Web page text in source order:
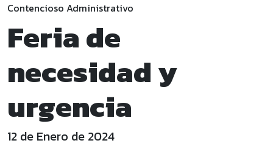
Contencioso Administrativo
Feria de
necesidad y
urgencia
12 de Enero de 2024